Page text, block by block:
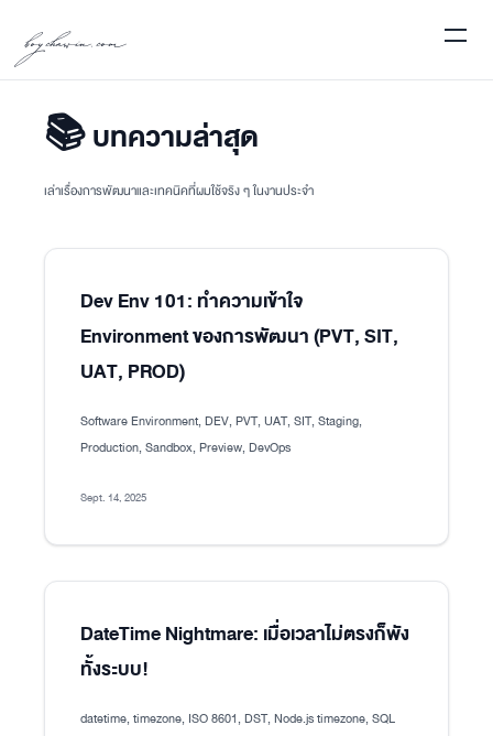
boychawin.com
📚 บทความล่าสุด
เล่าเรื่องการพัฒนาและเทคนิคที่ผมใช้จริง ๆ ในงานประจำ
Dev Env 101: ทำความเข้าใจ
Environment ของการพัฒนา (PVT, SIT,
UAT, PROD)
Software Environment, DEV, PVT, UAT, SIT, Staging,
Production, Sandbox, Preview, DevOps
Sept. 14, 2025
DateTime Nightmare: เมื่อเวลาไม่ตรงก็พัง
ทั้งระบบ!
datetime, timezone, ISO 8601, DST, Node.js timezone, SQL